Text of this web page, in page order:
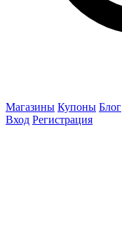
Магазины Купоны Блог
Вход Регистрация